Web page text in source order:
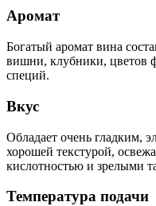
Аромат
Богатый аромат вина
вишни, клубники, цветов
специй.
Вкус
Обладает очень гладким,
хорошей текстурой,
кислотностью и зрелыми
Температура подачи